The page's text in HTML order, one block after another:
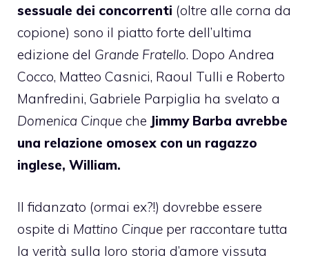
sessuale dei concorrenti (oltre alle corna da
copione) sono il piatto forte dell’ultima
edizione del Grande Fratello. Dopo Andrea
Cocco, Matteo Casnici, Raoul Tulli e Roberto
Manfredini, Gabriele Parpiglia ha svelato a
Domenica Cinque che Jimmy Barba avrebbe
una relazione omosex con un ragazzo
inglese, William.
Il fidanzato (ormai ex?!) dovrebbe essere
ospite di Mattino Cinque per raccontare tutta
la verità sulla loro storia d’amore vissuta